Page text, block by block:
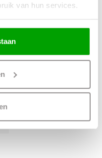
van hun services.
Wandlamp
Oregon Wit Led Ø
22cm
149,95